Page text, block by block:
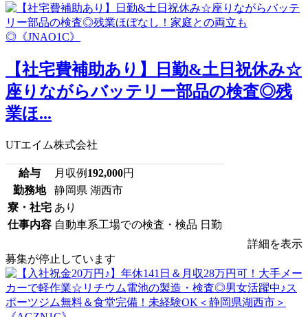
【社宅費補助あり】日勤&土日祝休み☆
座りながらバッテリー部品の検査◎残
業ほ...
UTエイム株式会社
給与 月収例 192,000円
勤務地
静岡県 湖西市
寮・社宅 あり
仕事内容 自動車系工場での検査・検品 日勤
詳細を表示
募集が停止しています